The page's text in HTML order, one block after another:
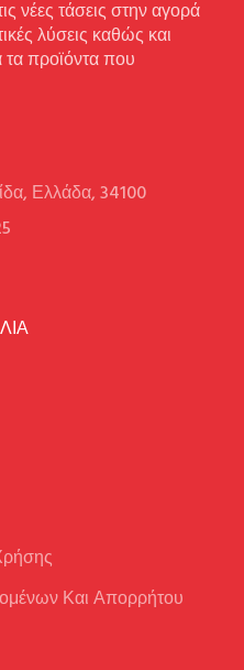
νέες τάσεις στην αγορά
λύσεις καθώς και
προϊόντα που
Ελλάδα, 34100
Και Απορρήτου